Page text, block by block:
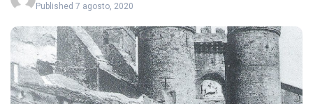
Published 7 agosto, 2020